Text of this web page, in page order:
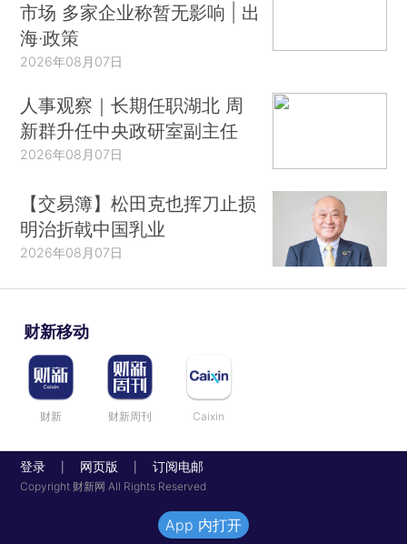
市场 多家企业称暂无影响 | 出
海·政策
2026年08月07日
人事观察｜长期任职湖北 周
新群升任中央政研室副主任
2026年08月07日
【交易簿】松田克也挥刀止损
明治折戟中国乳业
2026年08月07日
财新移动
财新 财新周刊 Caixin
登录 网页版 订阅电邮
Copyright 财新网 All Rights Reserved
App 内打开